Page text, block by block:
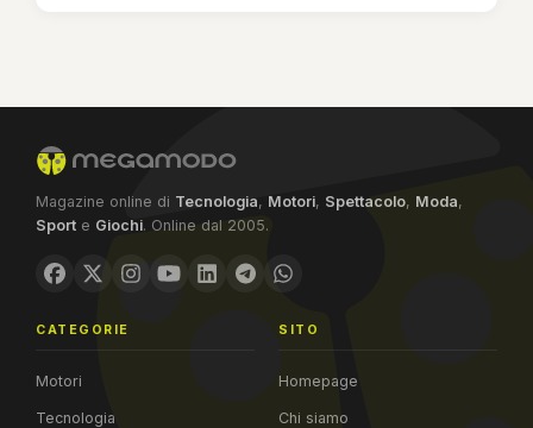
Magazine online di Tecnologia, Motori, Spettacolo, Moda,
Sport e Giochi. Online dal 2005.
CATEGORIE
Motori
Tecnologia
SITO
Homepage
Chi siamo